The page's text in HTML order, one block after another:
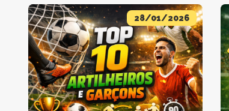
28/01/2026